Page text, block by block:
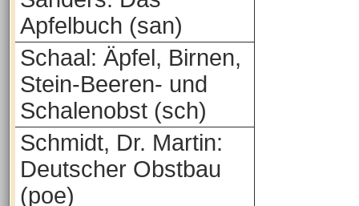
Apfelbuch (san)
Schaal: Äpfel, Birnen,
Stein-Beeren- und
Schalenobst (sch)
Schmidt, Dr. Martin:
Deutscher Obstbau
(poe)